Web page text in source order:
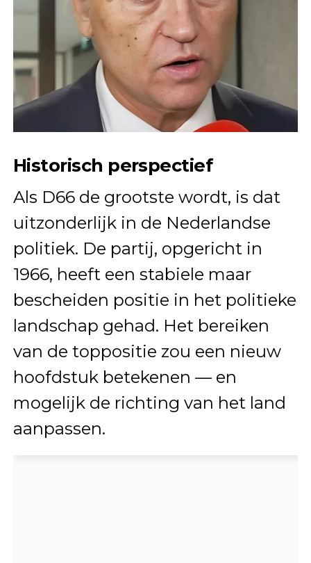
Historisch perspectief
Als D66 de grootste wordt, is dat
uitzonderlijk in de Nederlandse
politiek. De partij, opgericht in
1966, heeft een stabiele maar
bescheiden positie in het politieke
landschap gehad. Het bereiken
van de toppositie zou een nieuw
hoofdstuk betekenen — en
mogelijk de richting van het land
aanpassen.